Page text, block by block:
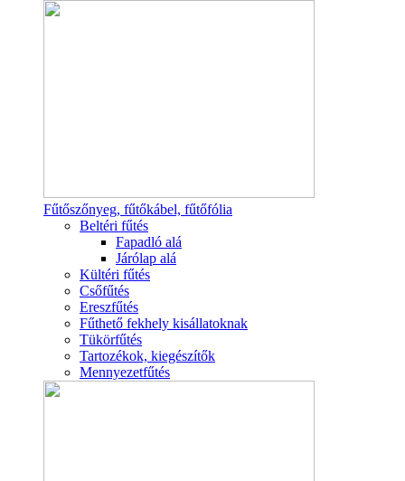
Fűtőszőnyeg, fűtőkábel, fűtőfólia
Beltéri fűtés
Fapadló alá
Járólap alá
Kültéri fűtés
Csőfűtés
Ereszfűtés
Fűthető fekhely kisállatoknak
Tükörfűtés
Tartozékok, kiegészítők
Mennyezetfűtés